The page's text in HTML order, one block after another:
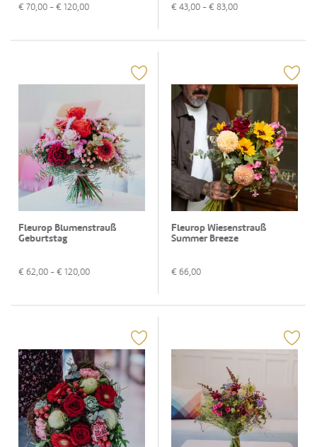
€ 70,00 - € 120,00 € 43,00 - € 83,00
Fleurop Blumenstrauß
Geburtstag
€ 62,00 - € 120,00
Fleurop Wiesenstrauß
Summer Breeze
€ 66,00